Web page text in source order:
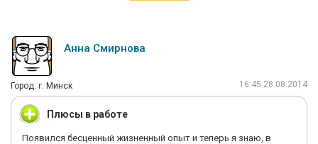
Анна Смирнова
Город: г. Минск 16:45 28.08.2014
Плюсы в работе
Появился бесценный жизненный опыт и теперь я знаю, в